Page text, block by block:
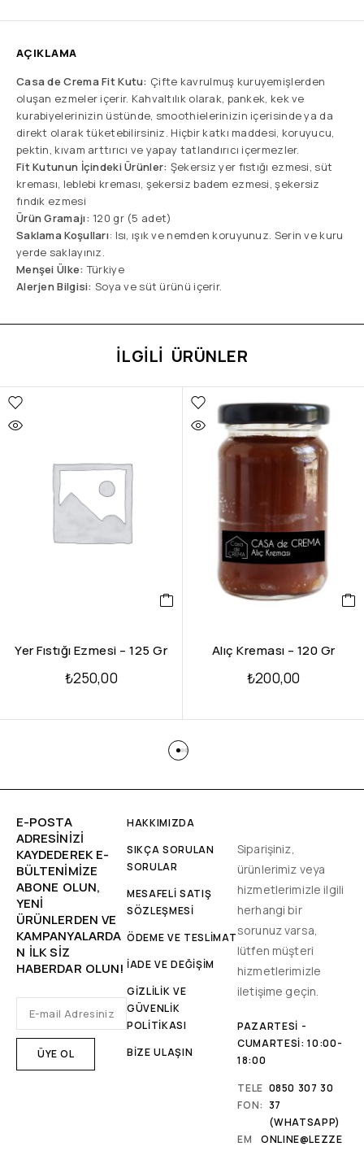
AÇIKLAMA
Casa de Crema Fit Kutu: Çifte kavrulmuş kuruyemişlerden
oluşan ezmeler içerir. Kahvaltılık olarak, pankek, kek ve
kurabiyelerinizin üstünde, smoothielerinizin içerisinde ya da
direkt olarak tüketebilirsiniz. Hiçbir katkı maddesi, koruyucu,
pektin, kıvam arttırıcı ve yapay tatlandırıcı içermezler.
Fit Kutunun İçindeki Ürünler: Şekersiz yer fıstığı ezmesi, süt
kreması, leblebi kreması, şekersiz badem ezmesi, şekersiz
fındık ezmesi
Ürün Gramajı: 120 gr (5 adet)
Saklama Koşulları: Isı, ışık ve nemden koruyunuz. Serin ve kuru
yerde saklayınız.
Menşei Ülke: Türkiye
Alerjen Bilgisi: Soya ve süt ürünü içerir.
İLGILI ÜRÜNLER
Yer Fıstığı Ezmesi – 125 Gr
₺250,00
Alıç Kreması – 120 Gr
₺200,00
E-POSTA
ADRESINIZI
KAYDEDEREK E-
BÜLTENIMIZE
ABONE OLUN,
YENİ
ÜRÜNLERDEN VE
KAMPANYALARDA
N ILK SIZ
HABERDAR OLUN!
HAKKIMIZDA
SIKÇA SORULAN
SORULAR
MESAFELİ SATIŞ
SÖZLEŞMESİ
ÖDEME VE TESLİMAT
İADE VE DEĞİŞİM
GİZLİLİK VE
GÜVENLİK
POLİTİKASI
BİZE ULAŞIN
Siparişiniz,
ürünlerimiz veya
hizmetlerimizle ilgili
herhangi bir
sorunuz varsa,
lütfen müşteri
hizmetlerimizle
iletişime geçin.
PAZARTESI -
CUMARTESI: 10:00-
18:00
TELE
FON:
0850 307 30
37
(WHATSAPP)
EM
ONLINE@LEZZE